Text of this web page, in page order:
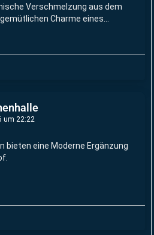
Verschmelzung aus dem
Charme eines
um 22:22
bieten eine Moderne Ergänzung